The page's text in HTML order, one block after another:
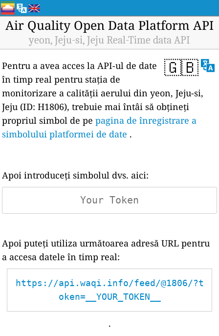
Air Quality Open Data Platform API
yeon, Jeju-si, Jeju Real-Time data API
🇬🇧
Pentru a avea acces la API-ul de date
în timp real pentru stația de
monitorizare a calității aerului din yeon, Jeju-si,
Jeju (ID: H1806), trebuie mai întâi să obțineți
propriul simbol de pepagina de înregistrare a
simbolului platformei de date .
Apoi introduceți simbolul dvs. aici:
Apoi puteți utiliza următoarea adresă URL pentru
a accesa datele în timp real:
https://api.waqi.info/feed/@1806/?t
oken=__YOUR_TOKEN__
.